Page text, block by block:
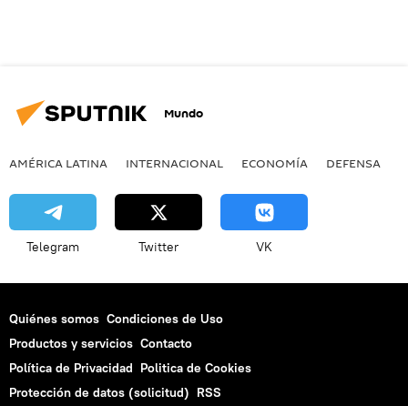
Mundo
AMÉRICA LATINA INTERNACIONAL ECONOMÍA DEFENSA
Telegram Twitter VK
Quiénes somos Condiciones de Uso
Productos y servicios Contacto
Política de Privacidad Politica de Cookies
Protección de datos (solicitud) RSS